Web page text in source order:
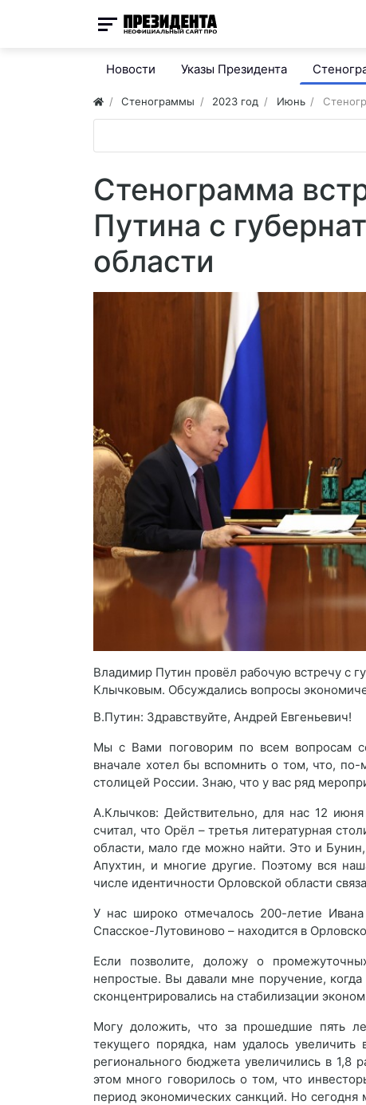
Новости Указы Президента
Стенограммы 2023 год Июнь
Стенограмма
Путина с
области
Владимир Путин провёл рабочую встречу с
Клычковым. Обсуждались вопросы
В.Путин: Здравствуйте, Андрей Евгеньевич!
Мы с Вами поговорим по всем вопросам
вначале хотел бы вспомнить о том, что,
столицей России. Знаю, что у вас ряд
А.Клычков: Действительно, для нас 12
считал, что Орёл – третья литературная
области, мало где можно найти. Это и
Апухтин, и многие другие. Поэтому вся
числе идентичности Орловской области
У нас широко отмечалось 200-летие
Спасское-Лутовиново – находится в
Если позволите, доложу о
непростые. Вы давали мне поручение,
сконцентрировались на стабилизации
Могу доложить, что за прошедшие пять
текущего порядка, нам удалось
регионального бюджета увеличились в 1,8
этом много говорилось о том, что
период экономических санкций. Но